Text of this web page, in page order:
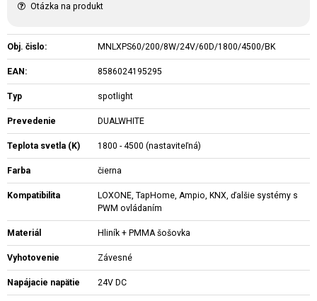
Otázka na produkt
Obj. čislo: MNLXPS60/200/8W/24V/60D/1800/4500/BK
EAN: 8586024195295
Typ spotlight
Prevedenie DUALWHITE
Teplota svetla (K) 1800 - 4500 (nastaviteľná)
Farba čierna
Kompatibilita
LOXONE, TapHome, Ampio, KNX, ďalšie systémy s
PWM ovládaním
Materiál Hliník + PMMA šošovka
Vyhotovenie Závesné
Napájacie napätie 24V DC